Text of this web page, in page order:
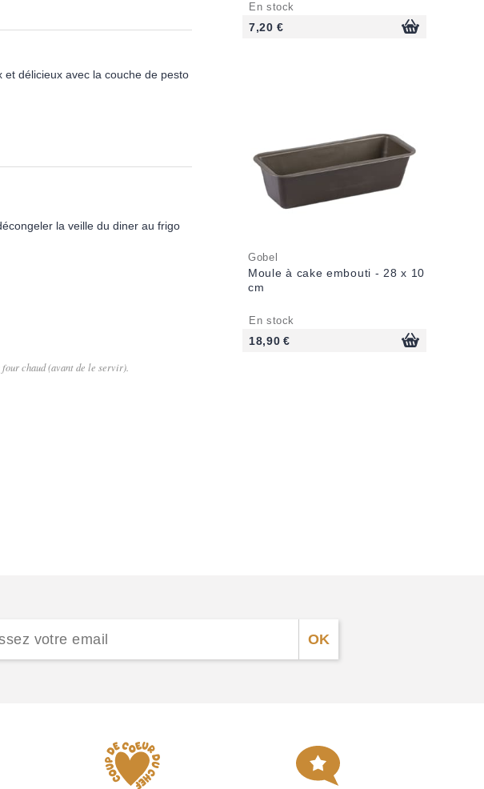
En stock
7,20 €
Gobel
Moule à cake embouti - 28 x 10
cm
En stock
18,90 €
délicieux avec la couche de pesto
la veille du diner au frigo
chaud (avant de le servir).